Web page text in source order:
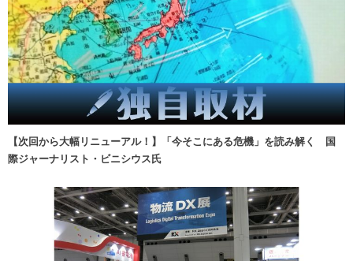
【次回から大幅リニューアル！】「今そこにある危機」を読み解く 国
際ジャーナリスト・ビニシウス氏